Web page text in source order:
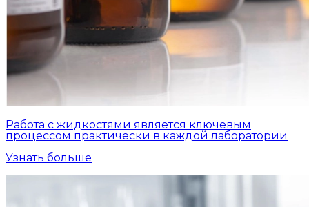
Работа с жидкостями является ключевым
процессом практически в каждой лаборатории
Узнать больше